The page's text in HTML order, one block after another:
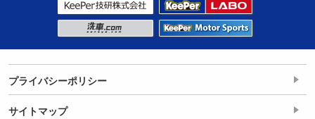
プライバシーポリシー
サイトマップ